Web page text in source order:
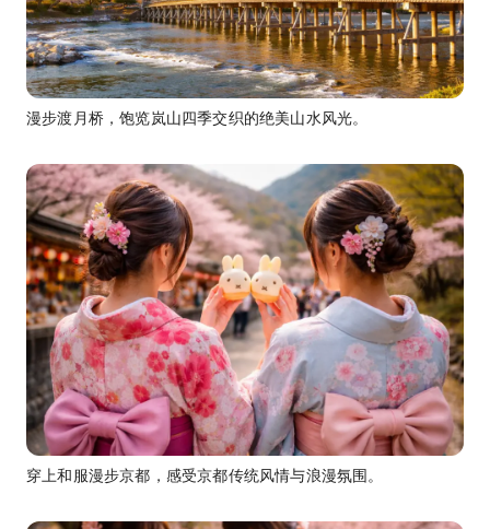
漫步渡月桥，饱览岚山四季交织的绝美山水风光。
穿上和服漫步京都，感受京都传统风情与浪漫氛围。